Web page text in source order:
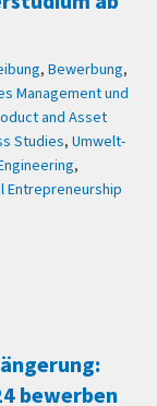
, Bewerbung,
Management und
and Asset
Studies, Umwelt-
,
Entrepreneurship
bewerben